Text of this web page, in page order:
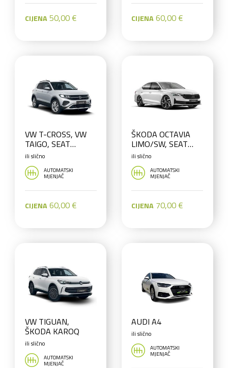
CIJENA50,00 € CIJENA60,00 €
VW T-CROSS, VW
TAIGO, SEAT
ARONA
ili slično
AUTOMATSKI
MJENJAČ
CIJENA60,00 €
ŠKODA OCTAVIA
LIMO/SW, SEAT
LEON SW
ili slično
AUTOMATSKI
MJENJAČ
CIJENA 70,00 €
VW TIGUAN,
ŠKODA KAROQ
ili slično
AUTOMATSKI
MJENJAČ
AUDI A4
ili slično
AUTOMATSKI
MJENJAČ